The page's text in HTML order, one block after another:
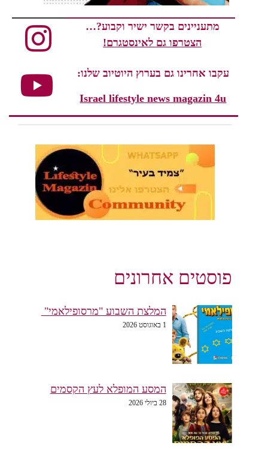
מתעניינים בקשר ישיר וקבוע?…
הצטרפו גם לאינסטגרם!
עקבו אחרינו גם בערוץ היוטיוב שלנו:
Israel lifestyle news magazin 4u
פוסטים אחרונים
המלצת השבוע "מרסופילאמי"
1 באוגוסט 2026
המסע המופלא לעץ הקסמים
28 ביולי 2026